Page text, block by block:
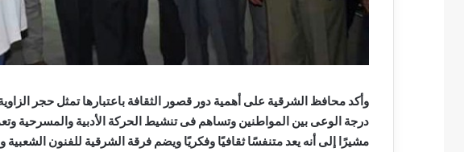
وأكد محافظ الشرقية على أهمية دور قصور الثقافة باعتبارها تمثل حجر
درجة الوعى بين المواطنين وتساهم فى تنشيط الحركة الأدبية والمسرحية
مشيرًا إلى أنه يعد متنفسًا ثقافيًا وفكريًا ويضم فرقة الشرقية للفنون